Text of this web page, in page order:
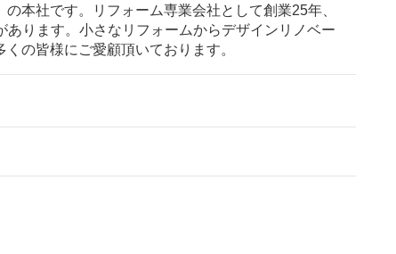
本社です。リフォーム専業会社として創業25年、
あります。小さなリフォームからデザインリノベー
の皆様にご愛顧頂いております。